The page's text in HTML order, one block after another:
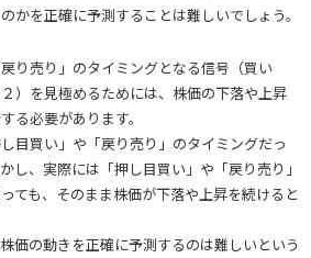
かを正確に予測することは難しいでしょう。
り売り」のタイミングとなる信号（買い
を見極めるためには、株価の下落や上昇
る必要があります。
目買い」や「戻り売り」のタイミングだっ
し、実際には「押し目買い」や「戻り売り」
ても、そのまま株価が下落や上昇を続けると
価の動きを正確に予測するのは難しいという